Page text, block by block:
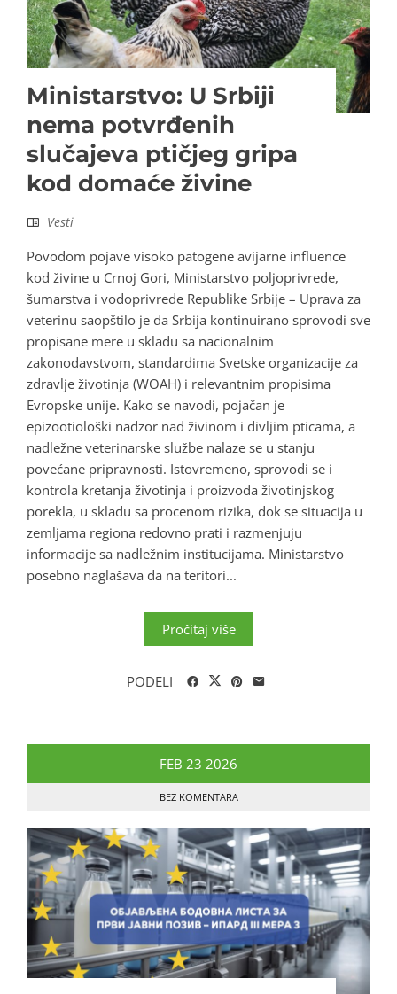
Ministarstvo: U Srbiji
nema potvrđenih
slučajeva ptičjeg gripa
kod domaće živine
Vesti
Povodom pojave visoko patogene avijarne influence
kod živine u Crnoj Gori, Ministarstvo poljoprivrede,
šumarstva i vodoprivrede Republike Srbije – Uprava za
veterinu saopštilo je da Srbija kontinuirano sprovodi sve
propisane mere u skladu sa nacionalnim
zakonodavstvom, standardima Svetske organizacije za
zdravlje životinja (WOAH) i relevantnim propisima
Evropske unije. Kako se navodi, pojačan je
epizootiološki nadzor nad živinom i divljim pticama, a
nadležne veterinarske službe nalaze se u stanju
povećane pripravnosti. Istovremeno, sprovodi se i
kontrola kretanja životinja i proizvoda životinjskog
porekla, u skladu sa procenom rizika, dok se situacija u
zemljama regiona redovno prati i razmenjuju
informacije sa nadležnim institucijama. Ministarstvo
posebno naglašava da na teritori...
Pročitaj više
PODELI
FEB 23 2026
BEZ KOMENTARA